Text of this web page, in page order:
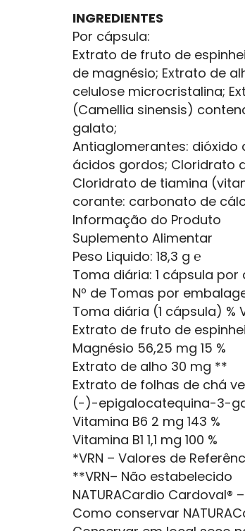
INGREDIENTES
Por cápsula:
Extrato de fruto de
de magnésio; Extrato de
celulose microcristalina;
(Camellia sinensis)
galato;
Antiaglomerantes: dióxido
ácidos gordos; Cloridrato
Cloridrato de tiamina
corante: carbonato de
Informação do Produto
Suplemento Alimentar
Peso Liquido: 18,3 g ℮
Toma diária: 1 cápsula por
Nº de Tomas por
Toma diária (1 cápsula) %
Extrato de fruto de
Magnésio 56,25 mg 15 %
Extrato de alho 30 mg **
Extrato de folhas de chá
(-)-epigalocatequina-3-
Vitamina B6 2 mg 143 %
Vitamina B1 1,1 mg 100 %
*VRN – Valores de
**VRN– Não estabelecido
NATURACardio Cardoval®
Como conservar